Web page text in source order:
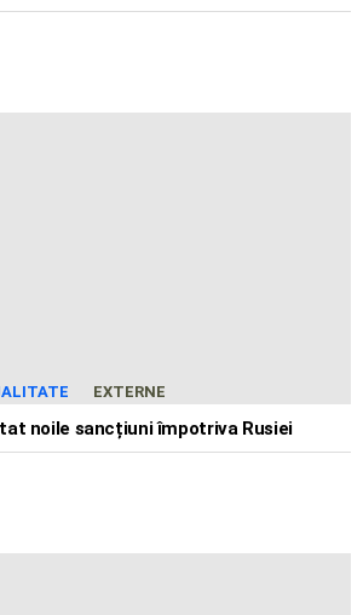
EXTERNE
noile sancțiuni împotriva Rusiei